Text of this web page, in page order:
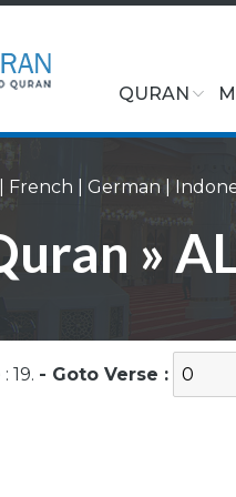
QURAN
French German |
»
19. - Goto Verse :